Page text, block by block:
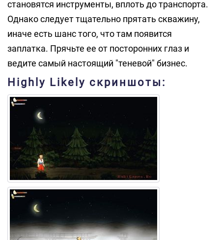
становятся инструменты, вплоть до транспорта.
Однако следует тщательно прятать скважину,
иначе есть шанс того, что там появится
заплатка. Прячьте ее от посторонних глаз и
ведите самый настоящий "теневой" бизнес.
Highly Likely скриншоты: